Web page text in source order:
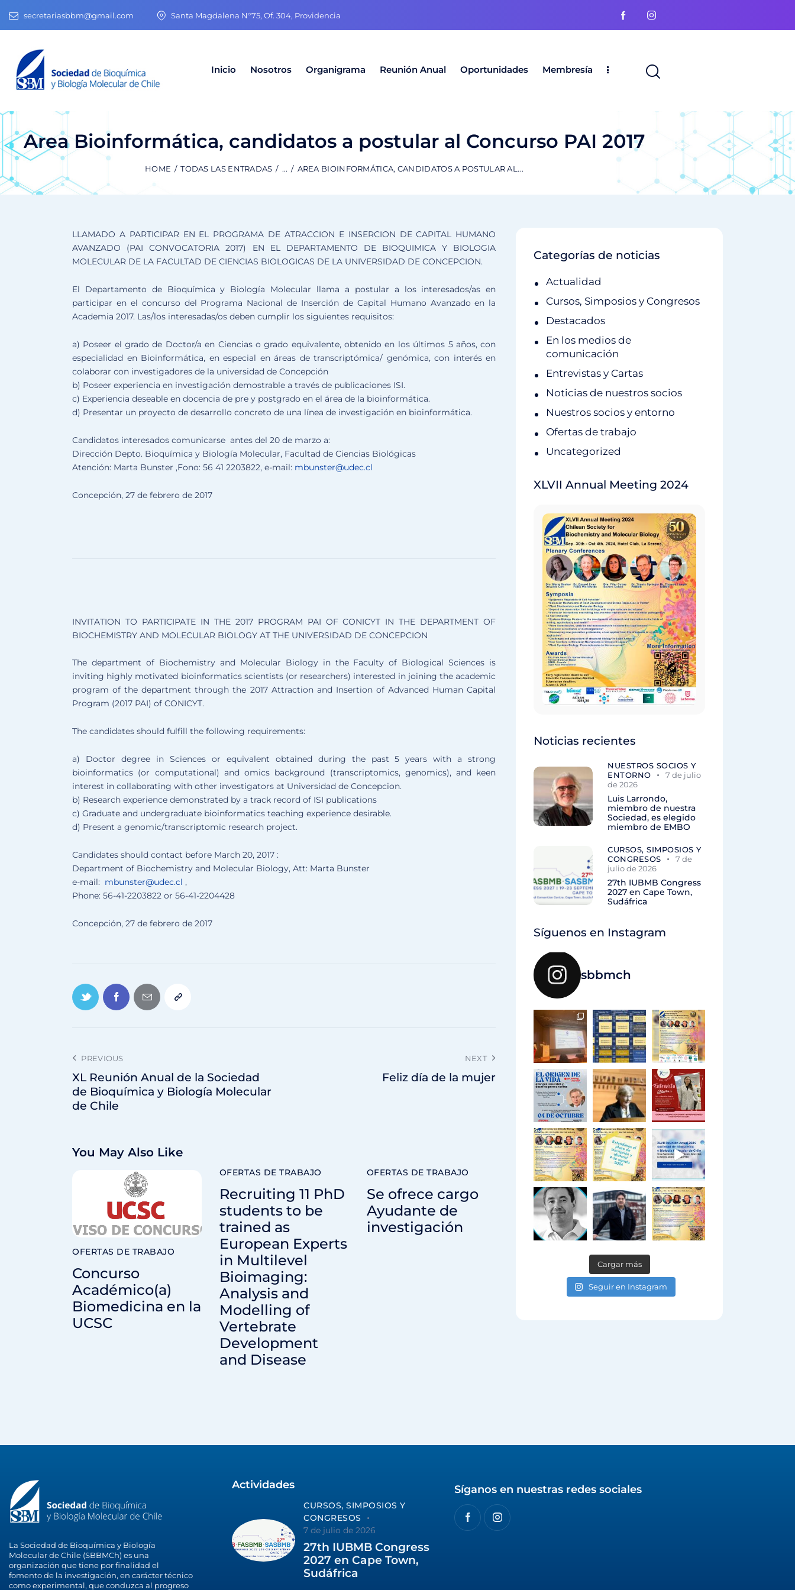
secretariasbbm@gmail.com Santa Magdalena N°75, Of. 304, Providencia
Inicio Nosotros Organigrama Reunión Anual Oportunidades Membresía
Area Bioinformática, candidatos a postular al Concurso PAI 2017
HOME TODAS LAS ENTRADAS ... AREA BIOINFORMÁTICA, CANDIDATOS A POSTULAR AL...
LLAMADO A PARTICIPAR EN EL PROGRAMA DE ATRACCION E INSERCION DE CAPITAL HUMANO
AVANZADO (PAI CONVOCATORIA 2017) EN EL DEPARTAMENTO DE BIOQUIMICA Y BIOLOGIA
MOLECULAR DE LA FACULTAD DE CIENCIAS BIOLOGICAS DE LA UNIVERSIDAD DE CONCEPCION.
El Departamento de Bioquímica y Biología Molecular llama a postular a los interesados/as en
participar en el concurso del Programa Nacional de Inserción de Capital Humano Avanzado en la
Academia 2017. Las/los interesadas/os deben cumplir los siguientes requisitos:
a) Poseer el grado de Doctor/a en Ciencias o grado equivalente, obtenido en los últimos 5 años, con
especialidad en Bioinformática, en especial en áreas de transcriptómica/ genómica, con interés en
colaborar con investigadores de la universidad de Concepción
b) Poseer experiencia en investigación demostrable a través de publicaciones ISI.
c) Experiencia deseable en docencia de pre y postgrado en el área de la bioinformática.
d) Presentar un proyecto de desarrollo concreto de una línea de investigación en bioinformática.
Candidatos interesados comunicarse antes del 20 de marzo a:
Dirección Depto. Bioquímica y Biología Molecular, Facultad de Ciencias Biológicas
Atención: Marta Bunster ,Fono: 56 41 2203822, e-mail: mbunster@udec.cl
Concepción, 27 de febrero de 2017
INVITATION TO PARTICIPATE IN THE 2017 PROGRAM PAI OF CONICYT IN THE DEPARTMENT OF
BIOCHEMISTRY AND MOLECULAR BIOLOGY AT THE UNIVERSIDAD DE CONCEPCION
The department of Biochemistry and Molecular Biology in the Faculty of Biological Sciences is
inviting highly motivated bioinformatics scientists (or researchers) interested in joining the academic
program of the department through the 2017 Attraction and Insertion of Advanced Human Capital
Program (2017 PAI) of CONICYT.
The candidates should fulfill the following requirements:
a) Doctor degree in Sciences or equivalent obtained during the past 5 years with a strong
bioinformatics (or computational) and omics background (transcriptomics, genomics), and keen
interest in collaborating with other investigators at Universidad de Concepcion.
b) Research experience demonstrated by a track record of ISI publications
c) Graduate and undergraduate bioinformatics teaching experience desirable.
d) Present a genomic/transcriptomic research project.
Candidates should contact before March 20, 2017 :
Department of Biochemistry and Molecular Biology, Att: Marta Bunster
e-mail: mbunster@udec.cl ,
Phone: 56-41-2203822 or 56-41-2204428
Concepción, 27 de febrero de 2017
PREVIOUS
XL Reunión Anual de la Sociedad
de Bioquímica y Biología Molecular
de Chile
NEXT
Feliz día de la mujer
You May Also Like
OFERTAS DE TRABAJO
Concurso
Académico(a)
Biomedicina en la
UCSC
OFERTAS DE TRABAJO
Recruiting 11 PhD
students to be
trained as
European Experts
in Multilevel
Bioimaging:
Analysis and
Modelling of
Vertebrate
Development
and Disease
OFERTAS DE TRABAJO
Se ofrece cargo
Ayudante de
investigación
Categorías de noticias
Actualidad
Cursos, Simposios y Congresos
Destacados
En los medios de
comunicación
Entrevistas y Cartas
Noticias de nuestros socios
Nuestros socios y entorno
Ofertas de trabajo
Uncategorized
XLVII Annual Meeting 2024
Noticias recientes
NUESTROS SOCIOS Y
ENTORNO
7 de julio
de 2026
Luis Larrondo,
miembro de nuestra
Sociedad, es elegido
miembro de EMBO
CURSOS, SIMPOSIOS Y
CONGRESOS
7 de
julio de 2026
27th IUBMB Congress
2027 en Cape Town,
Sudáfrica
Síguenos en Instagram
sbbmch
Cargar más
Seguir en Instagram
La Sociedad de Bioquímica y Biología
Molecular de Chile (SBBMCh) es una
organización que tiene por finalidad el
fomento de la investigación, en carácter técnico
como experimental, que conduzca al progreso
Actividades
CURSOS, SIMPOSIOS Y
CONGRESOS
7 de julio de 2026
27th IUBMB Congress
2027 en Cape Town,
Sudáfrica
Síganos en nuestras redes sociales